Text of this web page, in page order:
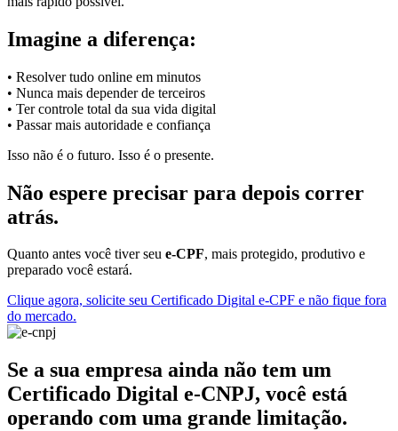
Imagine a diferença:
• Resolver tudo online em minutos
• Nunca mais depender de terceiros
• Ter controle total da sua vida digital
• Passar mais autoridade e confiança
Isso não é o futuro. Isso é o presente.
Não espere precisar para depois correr
atrás.
Quanto antes você tiver seu e-CPF, mais protegido, produtivo e
preparado você estará.
Clique agora, solicite seu Certificado Digital e-CPF e não fique fora
do mercado.
Se a sua empresa ainda não tem um
Certificado Digital e-CNPJ, você está
operando com uma grande limitação.